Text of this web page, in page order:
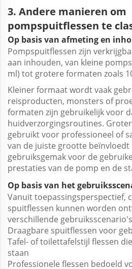
3. Andere manieren om
pompspuitflessen te
Op basis van afmeting en
Pompspuitflessen zijn
aan inhouden, van kleine
ml) tot grotere formaten zoals
Kleiner formaat wordt vaak
reisproducten, monsters of
formaten zijn gebruikelijk voor
huidverzorgingsroutines.
gebruikt voor professioneel of
van de juiste grootte beïnvloedt
gebruiksgemak voor de
prestaties van de pomp en de
Op basis van het
Vanuit toepassingsperspectief,
spuitflessen kunnen worden
verschillende
Draagbare spuitflessen voor
Tafel- of toilettafelstijl flessen
staan
Professionele flessen bedoeld